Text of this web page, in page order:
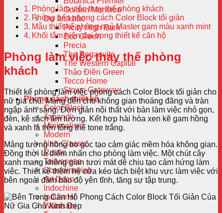
Golden Mansion
Dự án khác
Picity High Park
Eco Green
Precia
The Pegasuite
The Western Capital
Thảo Điền Green
Tecco Home
Stown Gateway
Phong cách thiết kế
Color Block
Japandi
Minimalism
Modern
Neo-Classic
Rustic
Taiwanese
Scandinavian
Art Deco
Indochine
Industrial
Wabisabi
Phòng làm việc thay thế phòng khách
Phòng bếp phong cách Color Block tối giản
Mẫu thiết kế phòng ngủ Master gam màu xanh mint
Khối tắm hiện đại trong thiết kế căn hộ
Phòng làm việc thay thế phòng
khách
Thiết kế phòng làm việc phong cách Color Block tối giản cho
nữ gia chủ. Mang đến cho không gian thoáng đãng và tràn
ngập ánh sáng. Đơn giản nội thất với bàn làm việc nhỏ gọn,
đèn, kệ sách âm tường. Kết hợp hài hòa xen kẽ gam hồng
và xanh lá trên tổng thể tone trắng.
Mảng tường hồng bo góc tạo cảm giác mềm hóa không gian.
Đồng thời là điểm nhấn cho phòng làm việc. Một chút cây
xanh mang không gian tươi mát dễ chịu tạo cảm hứng làm
việc. Thiết kế thêm hệ cửa kéo tách biệt khu vực làm việc với
bên ngoài đảm bảo độ yên tĩnh, tăng sự tập trung.